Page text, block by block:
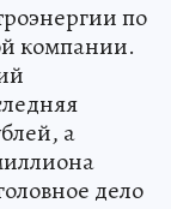
по
компании.
а
дело